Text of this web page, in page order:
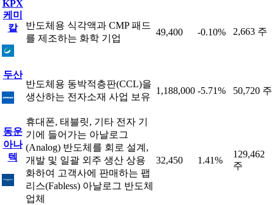
KPX
케미
칼
반도체용 식각액과 CMP 패드
를 제조하는 화학 기업
49,400 -0.10% 2,663 주
두산
반도체용 동박적층판(CCL)을
생산하는 전자소재 사업 보유
1,188,000 -5.71% 50,720 주
동운
아나
텍
휴대폰, 태블릿, 기타 전자 기
기에 들어가는 아날로그
(Analog) 반도체를 회로 설계,
개발 및 일괄 외주 생산 상용
화하여 고객사에 판매하는 팹
리스(Fabless) 아날로그 반도체
업체
32,450 1.41%
129,462
주